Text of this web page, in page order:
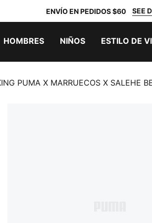
ENVÍO EN PEDIDOS $60 SEE
HOMBRES NIÑOS ESTILO DE
PUMA X MARRUECOS X SALEHE